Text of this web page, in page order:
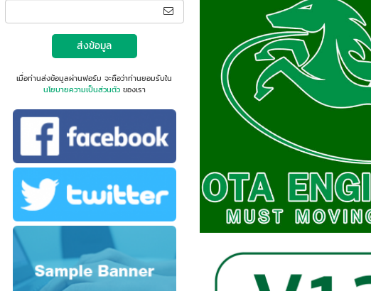
ส่งข้อมูล
เมื่อท่านส่งข้อมูลผ่านฟอร์ม จะถือว่าท่านยอมรับใน
นโยบายความเป็นส่วนตัวของเรา